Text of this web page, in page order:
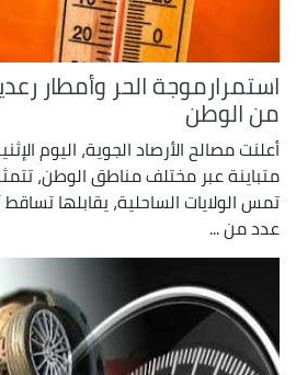
استمرارموجة الحر وأمطار
من الوطن
أعلنت مصالح الأرصاد الجوية، اليوم
متباينة عبر مختلف مناطق الوطن،
تمس الولايات الساحلية، يقابلها
عدد من ...